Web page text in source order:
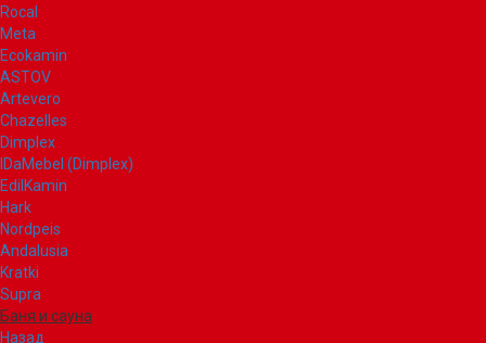
Rocal
Meta
Ecokamin
ASTOV
Artevero
Chazelles
Dimplex
IDaMebel (Dimplex)
EdilKamin
Hark
Nordpeis
Andalusia
Kratki
Supra
Баня и сауна
Назад